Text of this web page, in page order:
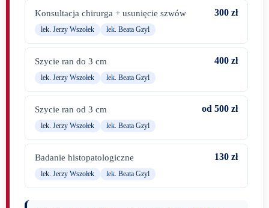
Konsultacja chirurga + usunięcie szwów
lek. Jerzy Wszołek lek. Beata Gzyl
300 zł
Szycie ran do 3 cm
lek. Jerzy Wszołek lek. Beata Gzyl
400 zł
Szycie ran od 3 cm
lek. Jerzy Wszołek lek. Beata Gzyl
od 500 zł
Badanie histopatologiczne
lek. Jerzy Wszołek lek. Beata Gzyl
130 zł